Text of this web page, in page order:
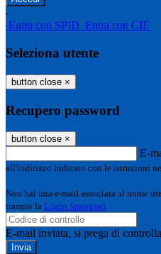
-
Entra con SPID Entra con CIE
Seleziona utente
button close ×
Recupero password
button close ×
E-
all'indirizzo indicato con le istruzioni
Non hai una e-mail associata al nome
tramite la Login Spaggiari
E-mail inviata, si prega di